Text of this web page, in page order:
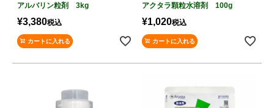
アルバリン粒剤 3kg
¥3,380税込
カートに入れる
アクタラ顆粒水溶剤 100g
¥1,020税込
カートに入れる